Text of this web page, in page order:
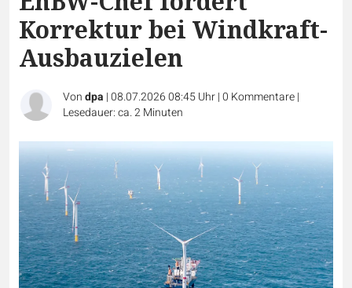
Korrektur bei Windkraft-
Ausbauzielen
Vondpa |08.07.2026 08:45 Uhr|0 Kommentare|
Lesedauer: ca. 2 Minuten